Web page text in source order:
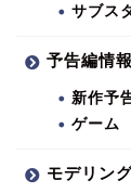
サブス
予告編情報
新作予
ゲーム
モデリン